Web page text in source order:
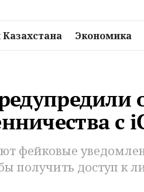
Экономика
с
фейковые
получить доступ к